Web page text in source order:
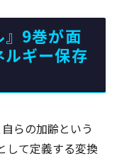
』9巻が面
ルギー保存
らの加齢という
して定義する変換